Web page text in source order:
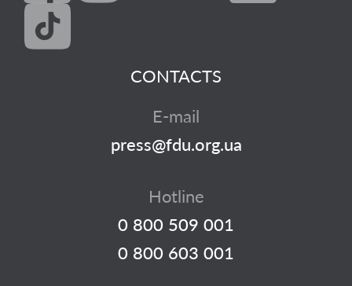
CONTACTS
E-mail
press@fdu.org.ua
Hotline
0 800 509 001
0 800 603 001